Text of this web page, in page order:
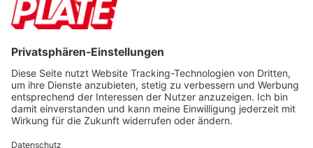
Lieferbedingungen Impressum
Footer anzeigen
PLATE Büromaterial Vertriebs GmbH
Hilligenwarf 5